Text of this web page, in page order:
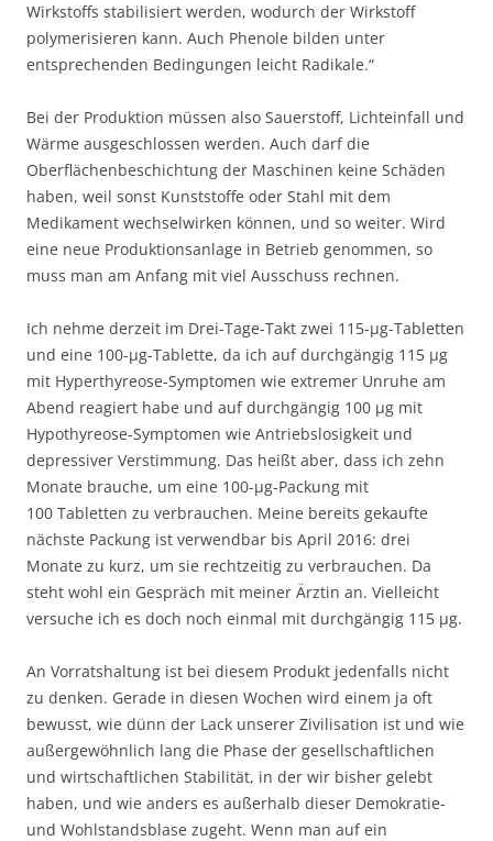
Wirkstoffs stabilisiert werden, wodurch der Wirkstoff
polymerisieren kann. Auch Phenole bilden unter
entsprechenden Bedingungen leicht Radikale.“
Bei der Produktion müssen also Sauerstoff, Lichteinfall und
Wärme ausgeschlossen werden. Auch darf die
Oberflächenbeschichtung der Maschinen keine Schäden
haben, weil sonst Kunststoffe oder Stahl mit dem
Medikament wechselwirken können, und so weiter. Wird
eine neue Produktionsanlage in Betrieb genommen, so
muss man am Anfang mit viel Ausschuss rechnen.
Ich nehme derzeit im Drei-Tage-Takt zwei 115-µg-Tabletten
und eine 100-µg-Tablette, da ich auf durchgängig 115 µg
mit Hyperthyreose-Symptomen wie extremer Unruhe am
Abend reagiert habe und auf durchgängig 100 µg mit
Hypothyreose-Symptomen wie Antriebslosigkeit und
depressiver Verstimmung. Das heißt aber, dass ich zehn
Monate brauche, um eine 100-µg-Packung mit
100 Tabletten zu verbrauchen. Meine bereits gekaufte
nächste Packung ist verwendbar bis April 2016: drei
Monate zu kurz, um sie rechtzeitig zu verbrauchen. Da
steht wohl ein Gespräch mit meiner Ärztin an. Vielleicht
versuche ich es doch noch einmal mit durchgängig 115 µg.
An Vorratshaltung ist bei diesem Produkt jedenfalls nicht
zu denken. Gerade in diesen Wochen wird einem ja oft
bewusst, wie dünn der Lack unserer Zivilisation ist und wie
außergewöhnlich lang die Phase der gesellschaftlichen
und wirtschaftlichen Stabilität, in der wir bisher gelebt
haben, und wie anders es außerhalb dieser Demokratie-
und Wohlstandsblase zugeht. Wenn man auf ein